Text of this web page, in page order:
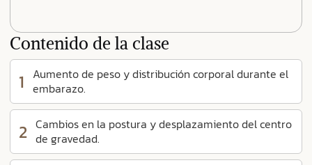
Contenido de la clase
1
Aumento de peso y distribución corporal durante el
embarazo.
2 Cambios en la postura y desplazamiento del centro
de gravedad.